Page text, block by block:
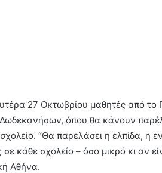
27 Οκτωβρίου μαθητές από το
όπου θα κάνουν
“Θα παρελάσει η ελπίδα, η
κάθε σχολείο – όσο μικρό κι αν
Αθήνα.